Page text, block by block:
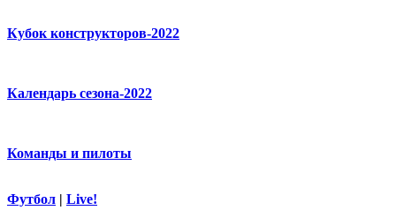
Кубок конструкторов-2022
Календарь сезона-2022
Команды и пилоты
Футбол | Live!